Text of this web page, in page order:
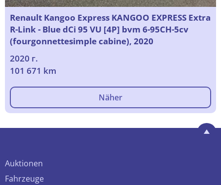
Renault Kangoo Express KANGOO EXPRESS Extra
R-Link - Blue dCi 95 VU [4P] bvm 6-95CH-5cv
(fourgonnettesimple cabine), 2020
2020 г.
101 671 km
Näher
Auktionen
Fahrzeuge